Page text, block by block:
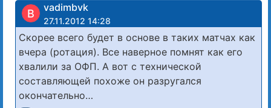
В vadimbvk
27.11.2012 14:28
Скорее всего будет в основе в таких матчах как
вчера (ротация). Все наверное помнят как его
хвалили за ОФП. А вот с технической
составляющей похоже он разругался
окончательно…